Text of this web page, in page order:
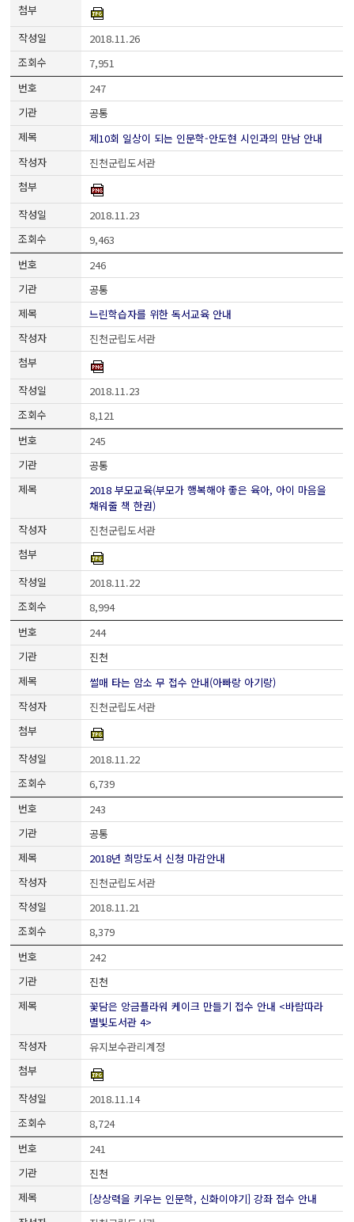
2018.11.26
7,951
247
공통
제10회 일상이 되는 인문학-안도현 시인과의 만남 안내
진천군립도서관
2018.11.23
9,463
246
공통
느린학습자를 위한 독서교육 안내
진천군립도서관
2018.11.23
8,121
245
공통
2018 부모교육(부모가 행복해야 좋은 육아, 아이 마음을
채워줄 책 한권)
진천군립도서관
2018.11.22
8,994
244
진천
썰매 타는 암소 무 접수 안내(아빠랑 아기랑)
진천군립도서관
2018.11.22
6,739
243
공통
2018년 희망도서 신청 마감안내
진천군립도서관
2018.11.21
8,379
242
진천
꽃담은 앙금플라워 케이크 만들기 접수 안내 <바람따라
별빛도서관 4>
유지보수관리계정
2018.11.14
8,724
241
진천
[상상력을 키우는 인문학, 신화이야기] 강좌 접수 안내